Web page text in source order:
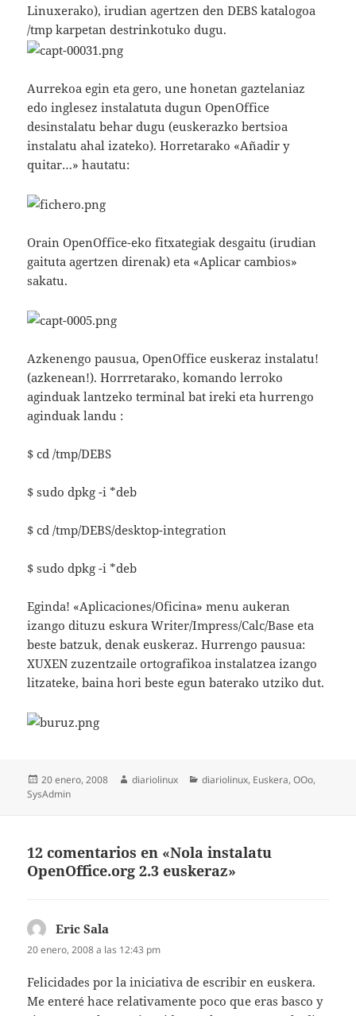
Linuxerako), irudian agertzen den DEBS katalogoa
/tmp karpetan destrinkotuko dugu.
Aurrekoa egin eta gero, une honetan gaztelaniaz
edo inglesez instalatuta dugun OpenOffice
desinstalatu behar dugu (euskerazko bertsioa
instalatu ahal izateko). Horretarako «Añadir y
quitar…» hautatu:
Orain OpenOffice-eko fitxategiak desgaitu (irudian
gaituta agertzen direnak) eta «Aplicar cambios»
sakatu.
Azkenengo pausua, OpenOffice euskeraz instalatu!
(azkenean!). Horrretarako, komando lerroko
aginduak lantzeko terminal bat ireki eta hurrengo
aginduak landu :
$ cd /tmp/DEBS
$ sudo dpkg -i *deb
$ cd /tmp/DEBS/desktop-integration
$ sudo dpkg -i *deb
Eginda! «Aplicaciones/Oficina» menu aukeran
izango dituzu eskura Writer/Impress/Calc/Base eta
beste batzuk, denak euskeraz. Hurrengo pausua:
XUXEN zuzentzaile ortografikoa instalatzea izango
litzateke, baina hori beste egun baterako utziko dut.
Publicado
el
20 enero, 2008 Autor
diariolinux Categorías
diariolinux, Euskera,OOo,
SysAdmin
12 comentarios en «Nola instalatu
OpenOffice.org 2.3 euskeraz»
Eric Sala
20 enero, 2008 a las 12:43 pm
Felicidades por la iniciativa de escribir en euskera.
Me enteré hace relativamente poco que eras basco y